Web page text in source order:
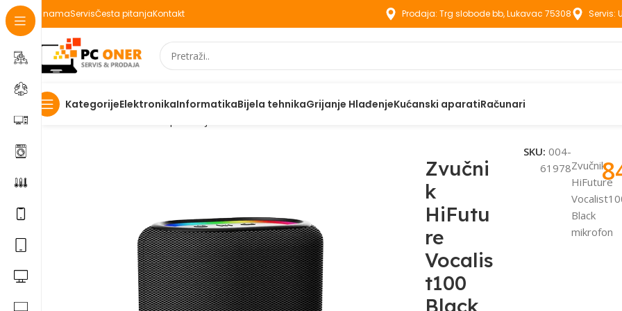
O namaServisČesta pitanjaKontakt Prodaja: Trg slobode bb, Lukavac 75308 Servis:
KategorijeElektronikaInformatikaBijela tehnikaGrijanje HlađenjeKućanski aparatiRačunari
Početna
Zvučni
k
HiFutu
re
Vocalis
t100
Black
SKU: 004-
61978Zvučnik
HiFuture
Black
mikrofon